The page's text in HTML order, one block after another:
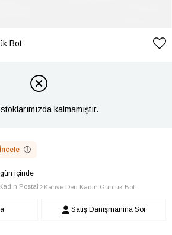
Bot
kalmamıştır.
İncele ⓘ
içinde
Kadın Postal Kahve Deri Kadın Günlük Bot
Satış Danışmanına Sor